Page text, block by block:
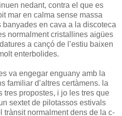
nedant, contra el que es
mar en calma sense massa
banyades en cava a la discoteca
normalment cristallines aigües
a cançó de l’estiu baixen
enterbolides.
va engegar enguany amb la
familiar d’altres certàmens. la
tres propostes, i jo les tres que
sextet de pilotassos estivals
trànsit normalment dens de la c-